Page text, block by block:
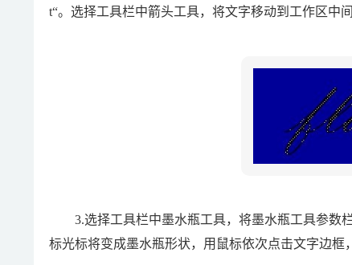
t“。选择工具栏中箭头工具，将文字移动到工作区中
3.选择工具栏中墨水瓶工具，将墨水瓶工具参数栏
标光标将变成墨水瓶形状，用鼠标依次点击文字边框